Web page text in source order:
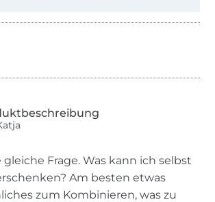
gleiche Frage. Was kann ich selbst
Am besten etwas
zum Kombinieren, was zu